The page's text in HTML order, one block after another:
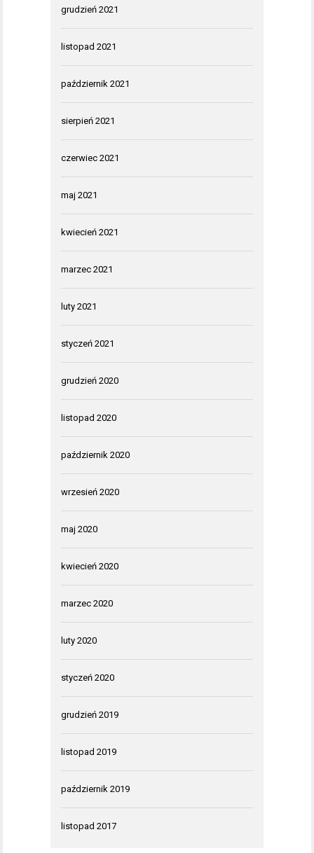
grudzień 2021
listopad 2021
październik 2021
sierpień 2021
czerwiec 2021
maj 2021
kwiecień 2021
marzec 2021
luty 2021
styczeń 2021
grudzień 2020
listopad 2020
październik 2020
wrzesień 2020
maj 2020
kwiecień 2020
marzec 2020
luty 2020
styczeń 2020
grudzień 2019
listopad 2019
październik 2019
listopad 2017